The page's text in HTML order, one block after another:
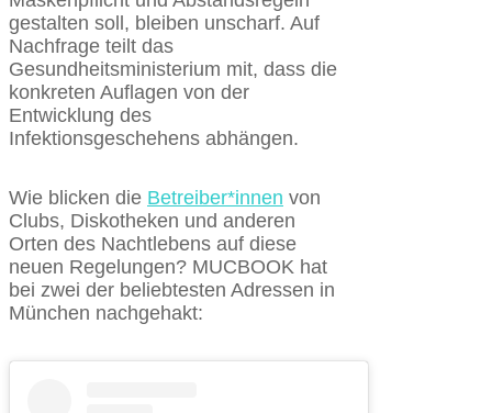
gestalten soll, bleiben unscharf. Auf
Nachfrage teilt das
Gesundheitsministerium mit, dass die
konkreten Auflagen von der
Entwicklung des
Infektionsgeschehens abhängen.
Wie blicken die Betreiber*innen von
Clubs, Diskotheken und anderen
Orten des Nachtlebens auf diese
neuen Regelungen? MUCBOOK hat
bei zwei der beliebtesten Adressen in
München nachgehakt: